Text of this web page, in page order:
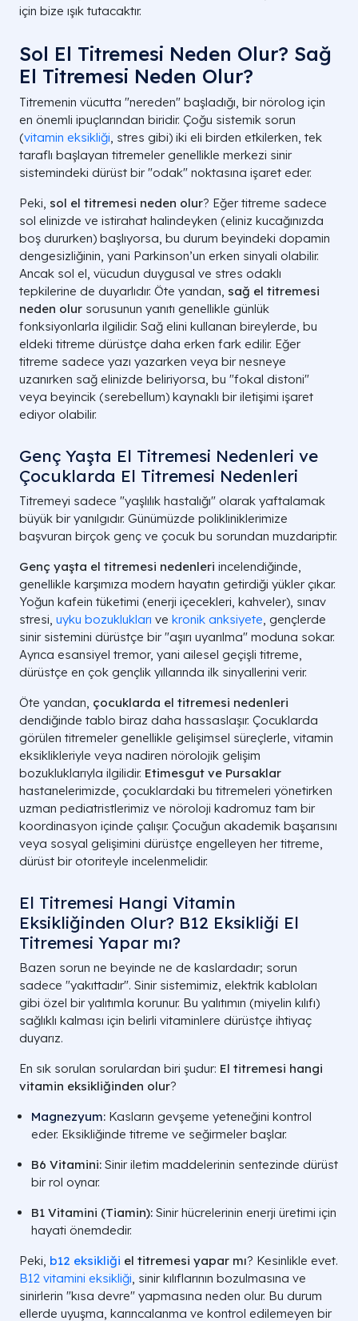
için bize ışık tutacaktır.
Sol El Titremesi Neden Olur? Sağ
El Titremesi Neden Olur?
Titremenin vücutta "nereden" başladığı, bir nörolog için
en önemli ipuçlarından biridir. Çoğu sistemik sorun
(vitamin eksikliği, stres gibi) iki eli birden etkilerken, tek
taraflı başlayan titremeler genellikle merkezi sinir
sistemindeki dürüst bir "odak" noktasına işaret eder.
Peki, sol el titremesi neden olur? Eğer titreme sadece
sol elinizde ve istirahat halindeyken (eliniz kucağınızda
boş dururken) başlıyorsa, bu durum beyindeki dopamin
dengesizliğinin, yani Parkinson’un erken sinyali olabilir.
Ancak sol el, vücudun duygusal ve stres odaklı
tepkilerine de duyarlıdır. Öte yandan, sağ el titremesi
neden olur sorusunun yanıtı genellikle günlük
fonksiyonlarla ilgilidir. Sağ elini kullanan bireylerde, bu
eldeki titreme dürüstçe daha erken fark edilir. Eğer
titreme sadece yazı yazarken veya bir nesneye
uzanırken sağ elinizde beliriyorsa, bu "fokal distoni"
veya beyincik (serebellum) kaynaklı bir iletişimi işaret
ediyor olabilir.
Genç Yaşta El Titremesi Nedenleri ve
Çocuklarda El Titremesi Nedenleri
Titremeyi sadece "yaşlılık hastalığı" olarak yaftalamak
büyük bir yanılgıdır. Günümüzde polikliniklerimize
başvuran birçok genç ve çocuk bu sorundan muzdariptir.
Genç yaşta el titremesi nedenleri incelendiğinde,
genellikle karşımıza modern hayatın getirdiği yükler çıkar.
Yoğun kafein tüketimi (enerji içecekleri, kahveler), sınav
stresi, uyku bozuklukları ve kronik anksiyete, gençlerde
sinir sistemini dürüstçe bir "aşırı uyarılma" moduna sokar.
Ayrıca esansiyel tremor, yani ailesel geçişli titreme,
dürüstçe en çok gençlik yıllarında ilk sinyallerini verir.
Öte yandan, çocuklarda el titremesi nedenleri
dendiğinde tablo biraz daha hassaslaşır. Çocuklarda
görülen titremeler genellikle gelişimsel süreçlerle, vitamin
eksiklikleriyle veya nadiren nörolojik gelişim
bozukluklarıyla ilgilidir. Etimesgut ve Pursaklar
hastanelerimizde, çocuklardaki bu titremeleri yönetirken
uzman pediatristlerimiz ve nöroloji kadromuz tam bir
koordinasyon içinde çalışır. Çocuğun akademik başarısını
veya sosyal gelişimini dürüstçe engelleyen her titreme,
dürüst bir otoriteyle incelenmelidir.
El Titremesi Hangi Vitamin
Eksikliğinden Olur? B12 Eksikliği El
Titremesi Yapar mı?
Bazen sorun ne beyinde ne de kaslardadır; sorun
sadece "yakıttadır". Sinir sistemimiz, elektrik kabloları
gibi özel bir yalıtımla korunur. Bu yalıtımın (miyelin kılıfı)
sağlıklı kalması için belirli vitaminlere dürüstçe ihtiyaç
duyarız.
En sık sorulan sorulardan biri şudur: El titremesi hangi
vitamin eksikliğinden olur?
Magnezyum: Kasların gevşeme yeteneğini kontrol
eder. Eksikliğinde titreme ve seğirmeler başlar.
B6 Vitamini: Sinir iletim maddelerinin sentezinde dürüst
bir rol oynar.
B1 Vitamini (Tiamin): Sinir hücrelerinin enerji üretimi için
hayati önemdedir.
Peki, b12 eksikliği el titremesi yapar mı? Kesinlikle evet.
B12 vitamini eksikliği, sinir kılıflarının bozulmasına ve
sinirlerin "kısa devre" yapmasına neden olur. Bu durum
ellerde uyuşma, karıncalanma ve kontrol edilemeyen bir